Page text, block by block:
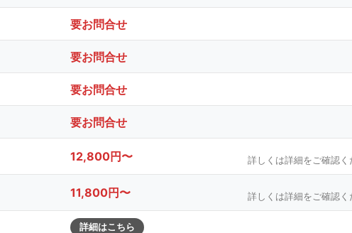
要お問合せ
要お問合せ
要お問合せ
要お問合せ
12,800円〜 詳しくは詳細をご確認く
11,800円〜 詳しくは詳細をご確認く
詳細はこちら